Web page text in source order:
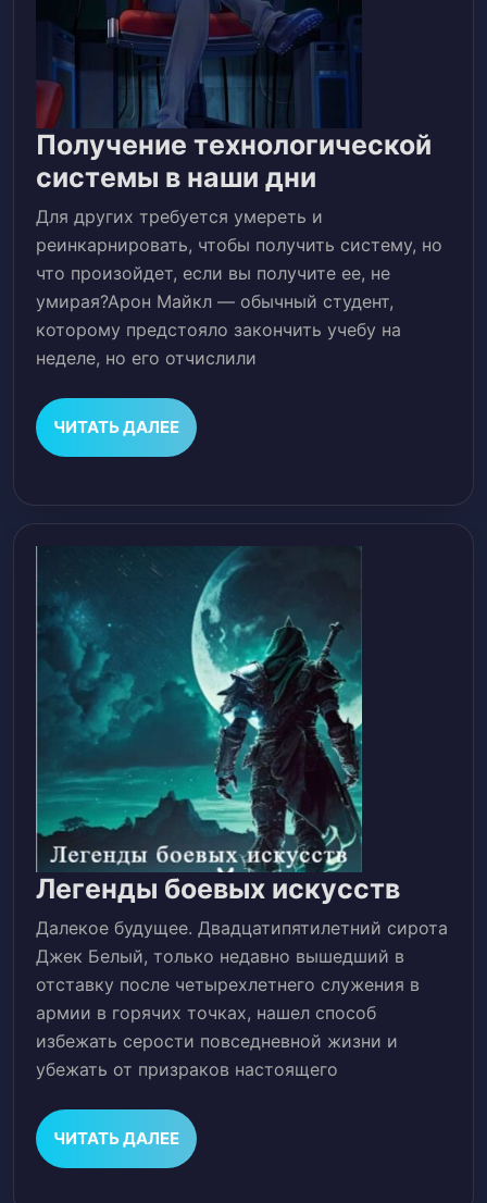
Получение технологической
системы в наши дни
системы
в
наши
дни
Для других требуется умереть и
реинкарнировать, чтобы получить систему, но
что произойдет, если вы получите ее, не
умирая?Арон Майкл — обычный студент,
которому предстояло закончить учебу на
неделе, но его отчислили
ЧИТАТЬ ДАЛЕЕЧИТАТЬ
ДАЛЕЕ
Легенды боевых искусств
Далекое будущее. Двадцатипятилетний сирота
Джек Белый, только недавно вышедший в
отставку после четырехлетнего служения в
армии в горячих точках, нашел способ
избежать серости повседневной жизни и
убежать от призраков настоящего
ЧИТАТЬ ДАЛЕЕЧИТАТЬ
ДАЛЕЕ